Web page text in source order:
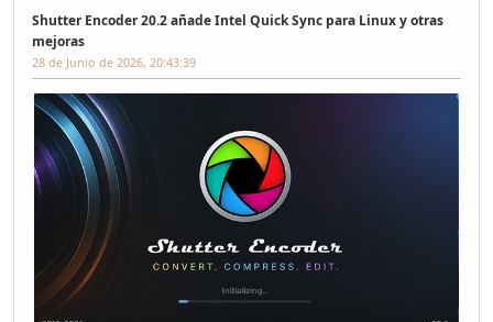
Shutter Encoder 20.2 añade Intel Quick Sync para Linux y otras
mejoras
28 de Junio de 2026, 20:43:39